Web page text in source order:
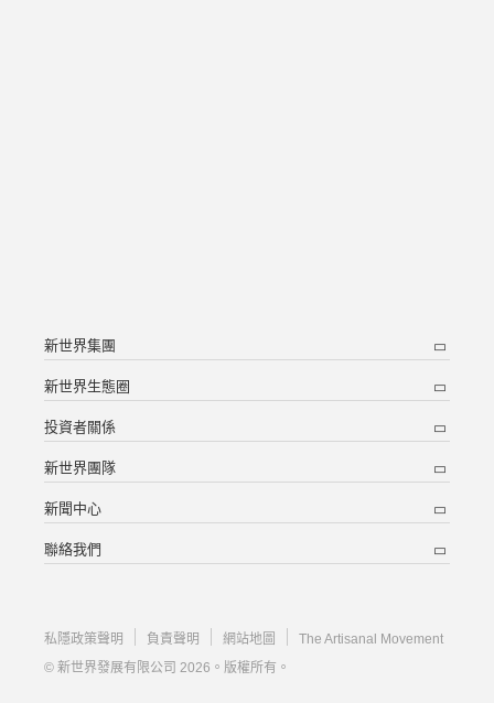
新世界集團
新世界生態圈
投資者關係
新世界團隊
新聞中心
聯絡我們
私隱政策聲明 負責聲明 網站地圖
The Artisanal Movement
© 新世界發展有限公司 2026。版權所有。